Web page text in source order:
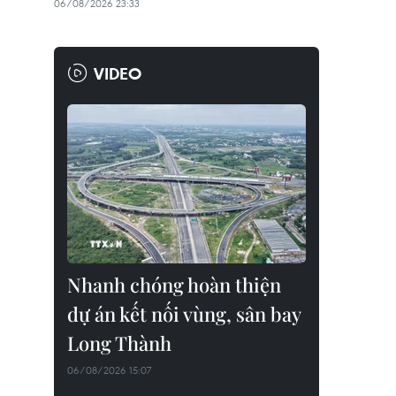
06/08/2026 23:33
VIDEO
Nhanh chóng hoàn thiện
dự án kết nối vùng, sân bay
Long Thành
06/08/2026 15:07